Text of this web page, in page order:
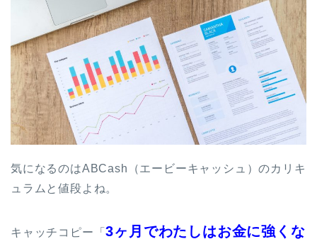
気になるのはABCash（エービーキャッシュ）のカリキ
ュラムと値段よね。
キャッチコピー「3ヶ月でわたしはお金に強くな